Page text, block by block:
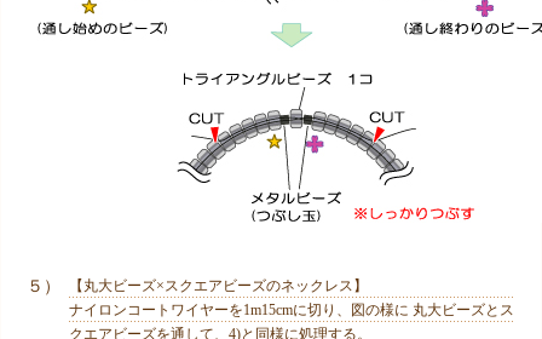
５）
【丸大ビーズ×スクエアビーズのネックレス】
ナイロンコートワイヤーを1m15cmに切り、図の様に 丸大ビーズとス
クエアビーズを通して、4)と同様に処理する。